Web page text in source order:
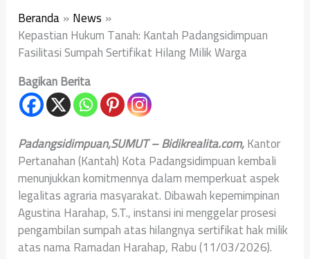
Beranda News
Kepastian Hukum Tanah: Kantah Padangsidimpuan
Fasilitasi Sumpah Sertifikat Hilang Milik Warga
Bagikan Berita
Padangsidimpuan,SUMUT – Bidikrealita.com,Kantor
Pertanahan (Kantah) Kota Padangsidimpuan kembali
menunjukkan komitmennya dalam memperkuat aspek
legalitas agraria masyarakat. Dibawah kepemimpinan
Agustina Harahap, S.T., instansi ini menggelar prosesi
pengambilan sumpah atas hilangnya sertifikat hak milik
atas nama Ramadan Harahap, Rabu (11/03/2026).